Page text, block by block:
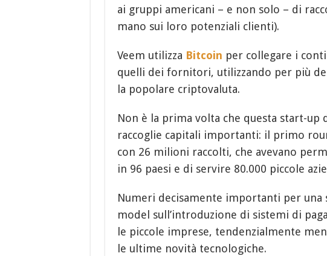
ai gruppi americani – e non solo – di
mano sui loro potenziali clienti).
Veem utilizza Bitcoin per collegare i
quelli dei fornitori, utilizzando per più
la popolare criptovaluta.
Non è la prima volta che questa start-up
raccoglie capitali importanti: il primo
con 26 milioni raccolti, che avevano
in 96 paesi e di servire 80.000 piccole
Numeri decisamente importanti per una
model sull’introduzione di sistemi di
le piccole imprese, tendenzialmente
le ultime novità tecnologiche.